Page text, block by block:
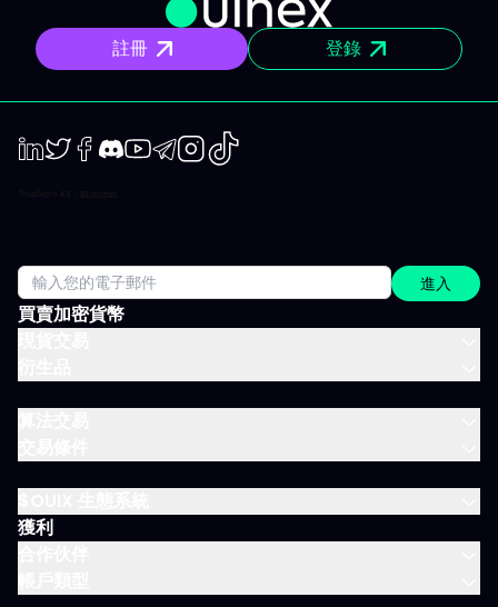
有生活、沒辦法一整天盯著屏幕的人設計。 你會收到什麼？ 精準的
市場訊息 明確情境與重要點位，讓你一眼聚焦，不會分心。 明確規
劃 操作架構預先設好：需關注區域、預設劇本與失效臨界點。市場
開盤不再摸索，你已經有備而來。 短／中期簡報 行情動盪時把握波
場回顧 以資金流、流動性、投資人行為為依據，不是預設臆測、更
非外界雜音。 IVLite 典型一天 簡單舉例，一天會收到什麼： 07:45
晨間簡報 盤前訂下今日基調。 09:12 今日規劃，CAC 40 確定關鍵
位、預設劇本、以及無效點。 14:30 中期簡報，黃金 趨勢形成時，
註冊 登錄
買賣加密貨幣
獲利
Telegram
Instagram
進入